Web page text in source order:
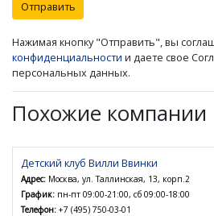
Отправить
Нажимая кнопку "Отправить", вы
конфиденциальности и даете свое
персональных данных.
Похожие компании
Детский клуб Вилли Ввинки
Адрес: Москва, ул. Таллинская, 13, корп.2
График: пн-пт 09:00-21:00, сб 09:00-18:00
Телефон: +7 (495) 750-03-01